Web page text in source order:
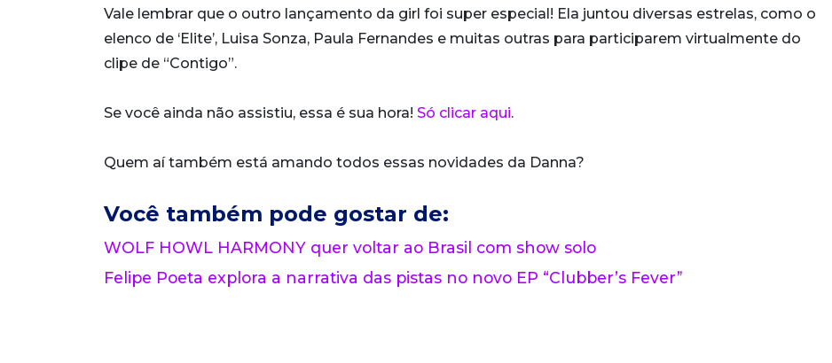
Vale lembrar que o outro lançamento da girl foi super especial! Ela juntou diversas estrelas, como o
elenco de ‘Elite’, Luisa Sonza, Paula Fernandes e muitas outras para participarem virtualmente do
clipe de “Contigo”.
Se você ainda não assistiu, essa é sua hora! Só clicar aqui.
Quem aí também está amando todos essas novidades da Danna?
Você também pode gostar de:
WOLF HOWL HARMONY quer voltar ao Brasil com show solo
Felipe Poeta explora a narrativa das pistas no novo EP “Clubber’s Fever”